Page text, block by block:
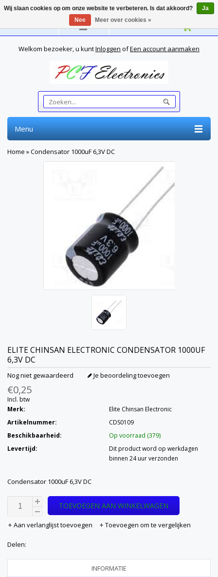
Nederlands
Welkom bezoeker, u kuntInloggen ofEen account aanmaken
Menu
Home »Condensator 1000uF 6,3V DC
ELITE CHINSAN ELECTRONIC CONDENSATOR 1000UF
6,3V DC
Nog niet gewaardeerd Je beoordeling toevoegen
€0,25
Incl. btw
Merk:
Elite Chinsan Electronic
Artikelnummer:
CDS0109
Beschikbaarheid:
Op voorraad (379)
Levertijd:
Dit product word op werkdagen
binnen 24 uur verzonden
Condensator 1000uF 6,3V DC
TOEVOEGEN AAN WINKELWAGEN
Aan verlanglijst toevoegen Toevoegen om te vergelijken
Delen:
INFORMATIE
Wij slaan cookies op om onze website te verbeteren. Is dat akkoord?
Ja
Nee
Meer over cookies »